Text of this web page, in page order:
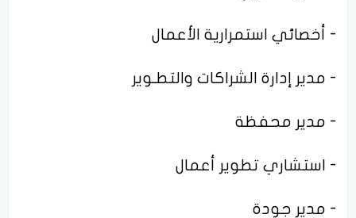
- أخصائي استمرارية الأعمال
- مدير إدارة الشراكات والتطـوير
- مدير محفظة
- استشاري تطوير أعمال
- مدير جودة